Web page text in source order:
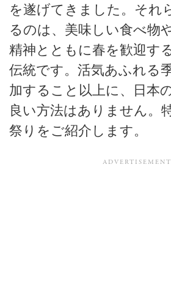
を遂げてきました。それ
るのは、美味しい食べ物
精神とともに春を歓迎す
伝統です。活気あふれる
加すること以上に、日本
良い方法はありません。
祭りをご紹介します。